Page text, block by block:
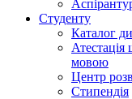
Студенту
Каталог
мовою
Центр
Стипендія